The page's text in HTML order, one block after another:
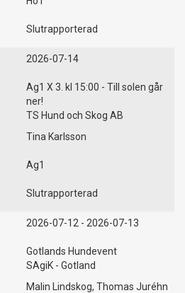
Slutrapporterad
2026-07-14
Ag1 X 3. kl 15:00 - Till solen går
ner!
TS Hund och Skog AB
Tina Karlsson
Ag1
Slutrapporterad
2026-07-12 - 2026-07-13
Gotlands Hundevent
SAgiK - Gotland
Malin Lindskog, Thomas Juréhn